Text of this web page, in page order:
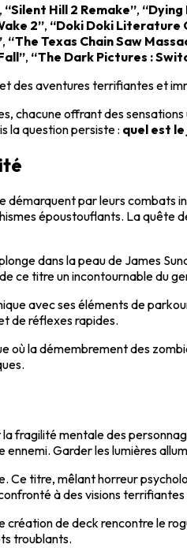
, “Silent Hill 2 Remake”,
2”, “Doki Doki Literature
, “The Texas Chain Saw
, “The Dark Pictures :
des aventures terrifiantes et
chacune offrant des
la question persiste : quel est
par leurs combats
époustouflants. La quête
dans la peau de James
ce titre un incontournable du
avec ses éléments de
de réflexes rapides.
où la démembrement des
fragilité mentale des
Garder les lumières
titre, mêlant horreur
à des visions terrifiantes
création de deck rencontre le
troublants.